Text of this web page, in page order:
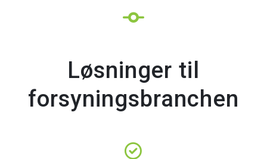
Løsninger til
forsyningsbranchen